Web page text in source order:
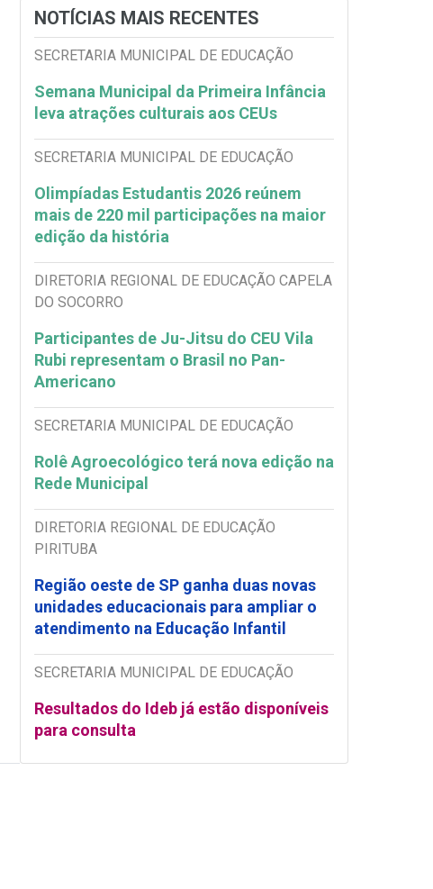
NOTÍCIAS MAIS RECENTES
SECRETARIA MUNICIPAL DE EDUCAÇÃO
Semana Municipal da Primeira Infância
leva atrações culturais aos CEUs
SECRETARIA MUNICIPAL DE EDUCAÇÃO
Olimpíadas Estudantis 2026 reúnem
mais de 220 mil participações na maior
edição da história
DIRETORIA REGIONAL DE EDUCAÇÃO CAPELA
DO SOCORRO
Participantes de Ju-Jitsu do CEU Vila
Rubi representam o Brasil no Pan-
Americano
SECRETARIA MUNICIPAL DE EDUCAÇÃO
Rolê Agroecológico terá nova edição na
Rede Municipal
DIRETORIA REGIONAL DE EDUCAÇÃO
PIRITUBA
Região oeste de SP ganha duas novas
unidades educacionais para ampliar o
atendimento na Educação Infantil
SECRETARIA MUNICIPAL DE EDUCAÇÃO
Resultados do Ideb já estão disponíveis
para consulta